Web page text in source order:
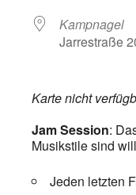
Kampnagel
Jarrestraße
Karte nicht
Jam Session:
Musikstile sind
Jeden letzten